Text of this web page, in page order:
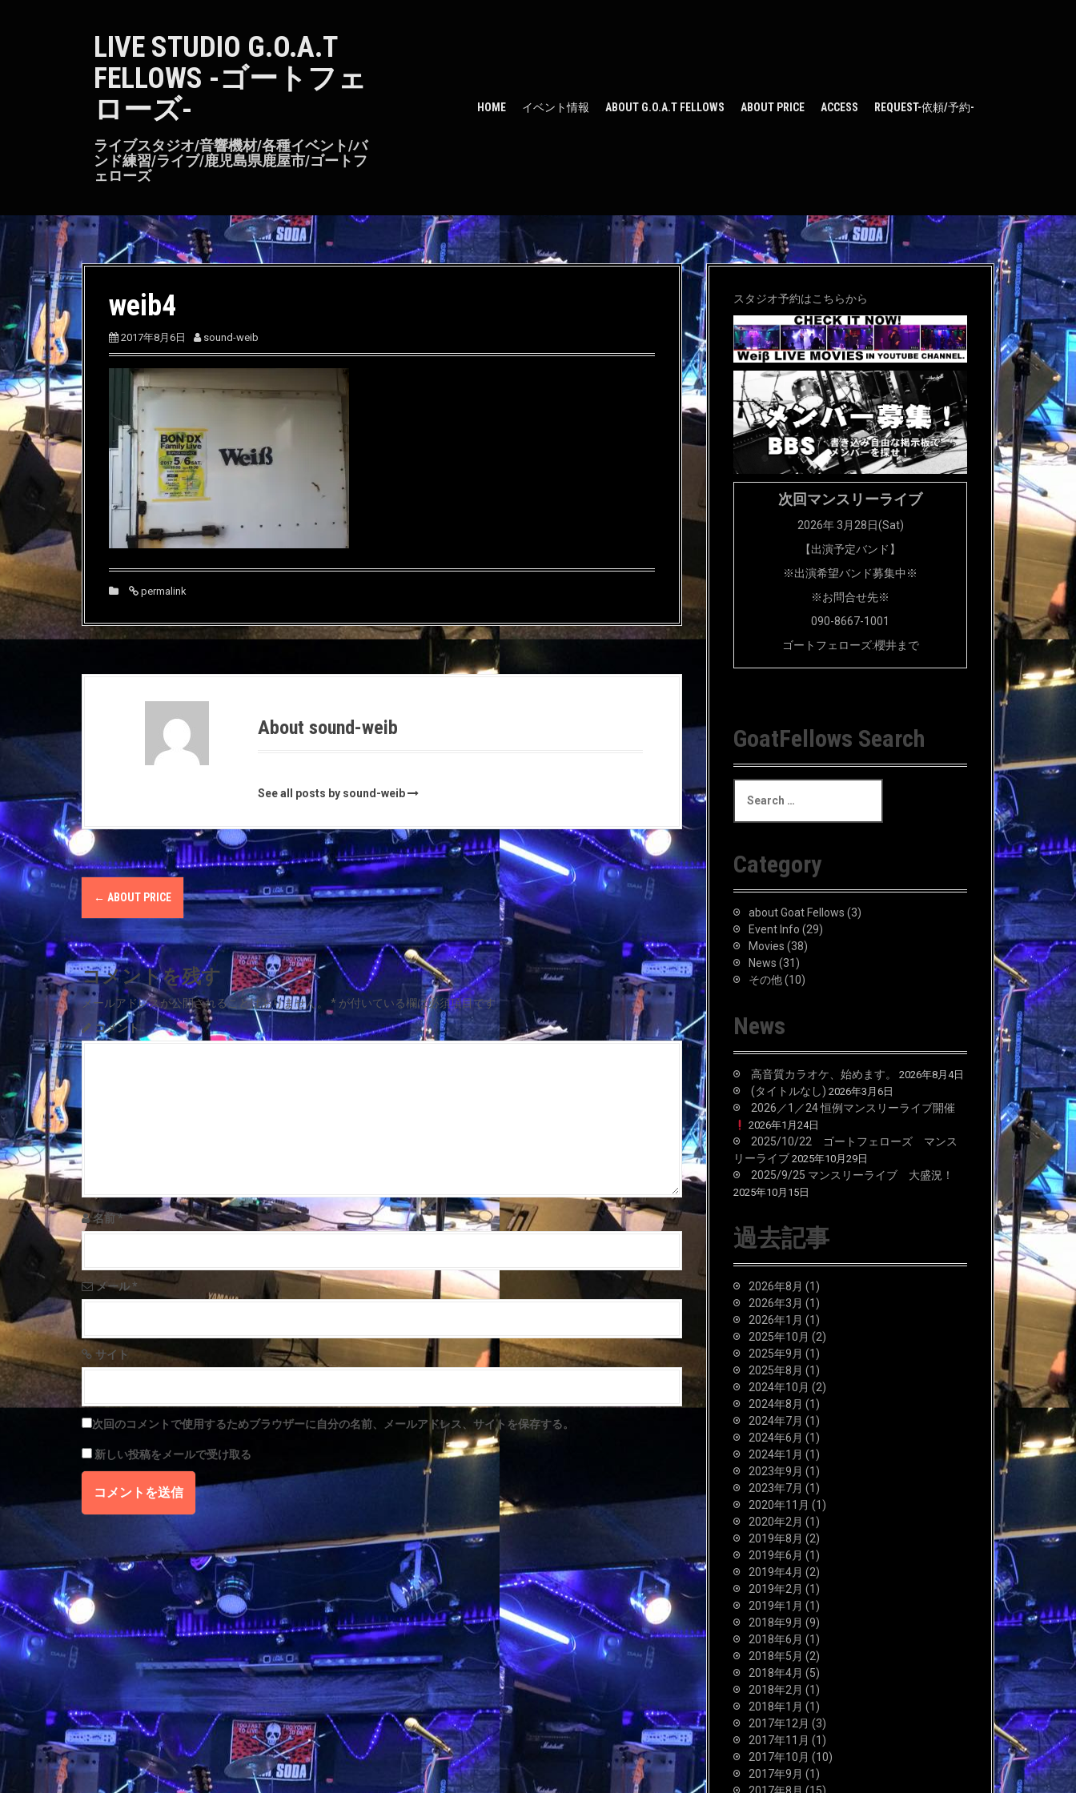
LIVE STUDIO G.O.A.T
FELLOWS -ゴートフェ
ローズ-
ライブスタジオ/音響機材/各種イベント/バ
ンド練習/ライブ/鹿児島県鹿屋市/ゴートフ
ェローズ
HOME イベント情報 ABOUT G.O.A.T FELLOWS ABOUT PRICE ACCESS REQUEST-依頼/予約-
weib4
2017年8月6日 sound-weib
permalink
About sound-weib
See all posts by sound-weib
P
o
s
t
n
a
i
g
a
t
i
o
n
← ABOUT PRICE
コメントを残す
メールアドレスが公開されることはありません。 * が付いている欄は必須項目です
コメント
名前*
メール*
サイト
次回のコメントで使用するためブラウザーに自分の名前、メールアドレス、サイトを保存する。
新しい投稿をメールで受け取る
スタジオ予約はこちらから
次回マンスリーライブ
2026年 3月28日(Sat)
【出演予定バンド】
※出演希望バンド募集中※
※お問合せ先※
090-8667-1001
ゴートフェローズ:櫻井まで
GoatFellows Search
a
c
h
f
Category
about Goat Fellows (3)
Event Info (29)
Movies (38)
News (31)
その他(10)
News
高音質カラオケ、始めます。 2026年8月4日
(タイトルなし) 2026年3月6日
2026／1／24 恒例マンスリーライブ開催
2026年1月24日
2025/10/22 ゴートフェローズ マンス
リーライブ 2025年10月29日
2025/9/25 マンスリーライブ 大盛況！
2025年10月15日
過去記事
2026年8月 (1)
2026年3月 (1)
2026年1月 (1)
2025年10月 (2)
2025年9月 (1)
2025年8月 (1)
2024年10月 (2)
2024年8月 (1)
2024年7月 (1)
2024年6月 (1)
2024年1月 (1)
2023年9月 (1)
2023年7月 (1)
2020年11月 (1)
2020年2月 (1)
2019年8月 (2)
2019年6月 (1)
2019年4月 (2)
2019年2月 (1)
2019年1月 (1)
2018年9月 (9)
2018年6月 (1)
2018年5月 (2)
2018年4月 (5)
2018年2月 (1)
2018年1月 (1)
2017年12月 (3)
2017年11月 (1)
2017年10月 (10)
2017年9月 (1)